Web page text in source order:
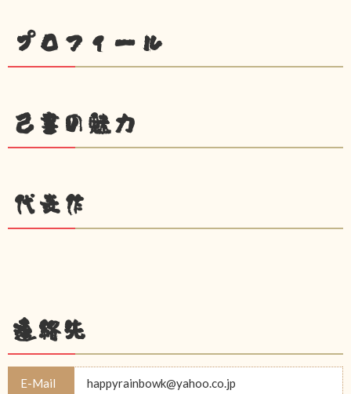
プロフィール
己書の魅力
代表作
連絡先
E-Mail happyrainbowk@yahoo.co.jp